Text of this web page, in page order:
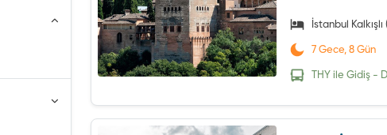
İstanbul Kalkışlı
7 Gece, 8 Gün
THY ile Gidiş -